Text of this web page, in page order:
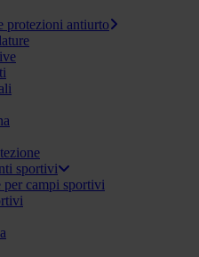
protezioni antiurto
sportivi
per campi sportivi